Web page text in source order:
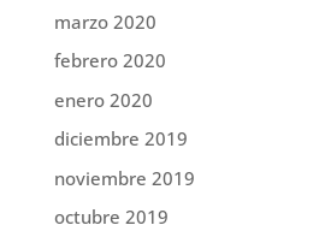
marzo 2020
febrero 2020
enero 2020
diciembre 2019
noviembre 2019
octubre 2019